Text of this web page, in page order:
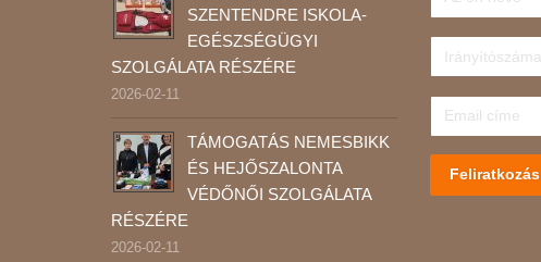
SZENTENDRE ISKOLA-
EGÉSZSÉGÜGYI
SZOLGÁLATA RÉSZÉRE
2026-02-11
TÁMOGATÁS NEMESBIKK
ÉS HEJŐSZALONTA
VÉDŐNŐI SZOLGÁLATA
RÉSZÉRE
2026-02-11
Feliratkozás